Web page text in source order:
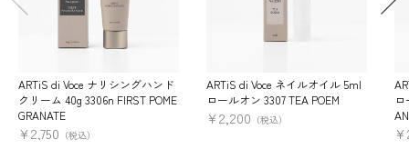
ARTiS di Voce ナリシングハンド
クリーム 40g 3306n FIRST POME
GRANATE
¥2,750 （税込）
ARTiS di Voce ネイルオイル 5ml
ロールオン 3307 TEA POEM
¥2,200 （税込）
¥